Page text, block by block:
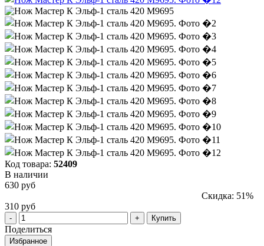
Код товара: 52409
В наличии
630 руб
Скидка: 51%
310 руб
Купить
Поделиться
Избранное